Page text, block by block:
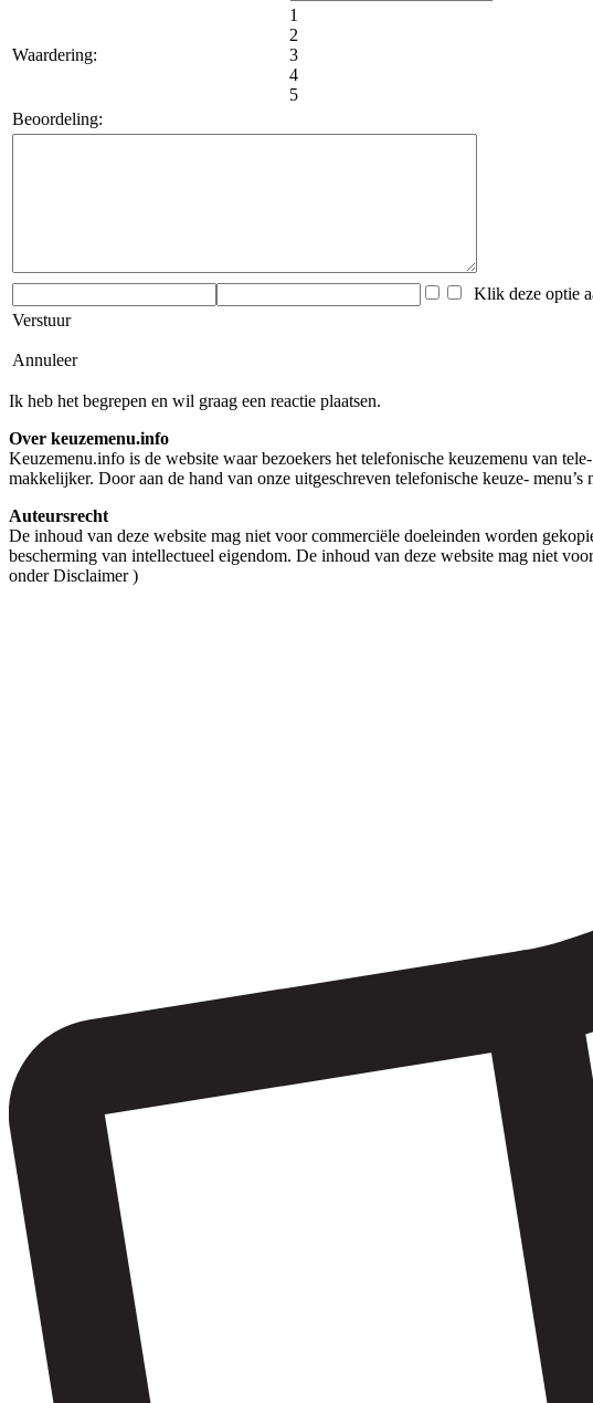
Waardering:
1
2
3
4
5
Beoordeling:
Klik deze optie
Verstuur
Annuleer
Ik heb het begrepen en wil graag een reactie plaatsen.
Over keuzemenu.info
Keuzemenu.info is de website waar bezoekers het telefonische keuzemenu van
makkelijker. Door aan de hand van onze uitgeschreven telefonische keuze-
Auteursrecht
De inhoud van deze website mag niet voor commerciële doeleinden worden
bescherming van intellectueel eigendom. De inhoud van deze website mag niet
onder Disclaimer )